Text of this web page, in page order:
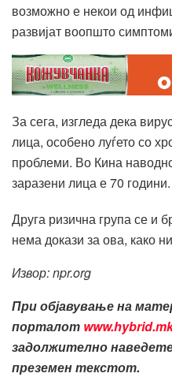
возможно е некои од
развијат воопшто
За сега, изгледа дека
лица, особено луѓето со
проблеми. Во Кина
заразени лица е 70 години.
Друга ризична група се и
нема докази за ова, како
Извор: npr.org
При објавување на
порталот
задолжително
преземен текстот.